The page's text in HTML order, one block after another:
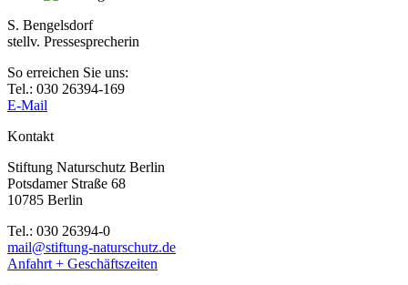
S. Bengelsdorf
stellv. Pressesprecherin
So erreichen Sie uns:
Tel.: 030 26394-169
E-Mail
Kontakt
Stiftung Naturschutz Berlin
Potsdamer Straße 68
10785 Berlin
Tel.: 030 26394-0
mail@stiftung-naturschutz.de
Anfahrt + Geschäftszeiten